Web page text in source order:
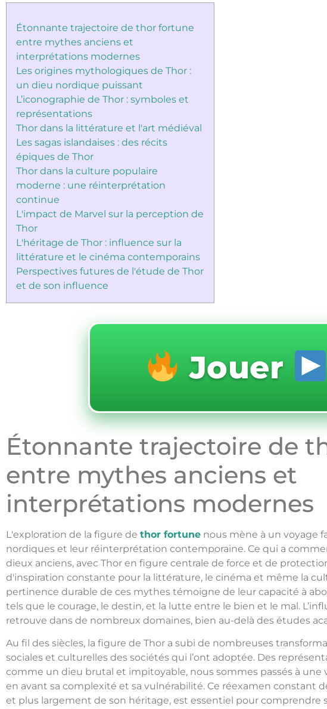
Étonnante trajectoire de thor fortune
entre mythes anciens et
interprétations modernes
Les origines mythologiques de Thor :
un dieu nordique puissant
L’iconographie de Thor : symboles et
représentations
Thor dans la littérature et l'art médiéval
Les sagas islandaises : des récits
épiques de Thor
Thor dans la culture populaire
moderne : une réinterprétation
continue
L'impact de Marvel sur la perception de
Thor
L'héritage de Thor : influence sur la
littérature et le cinéma contemporains
Perspectives futures de l'étude de Thor
et de son influence
Jouer
Étonnante trajectoire de
entre mythes anciens et
interprétations modernes
L'exploration de la figure de thor fortune nous mène à un voyage
nordiques et leur réinterprétation contemporaine. Ce qui a
dieux anciens, avec Thor en figure centrale de force et de
d'inspiration constante pour la littérature, le cinéma et même la
pertinence durable de ces mythes témoigne de leur capacité à
tels que le courage, le destin, et la lutte entre le bien et le mal.
retrouve dans de nombreux domaines, bien au-delà des études
Au fil des siècles, la figure de Thor a subi de nombreuses
sociales et culturelles des sociétés qui l’ont adoptée. Des
comme un dieu brutal et impitoyable, nous sommes passés à
en avant sa complexité et sa vulnérabilité. Ce réexamen constant
et plus largement de son héritage, est essentiel pour comprendre